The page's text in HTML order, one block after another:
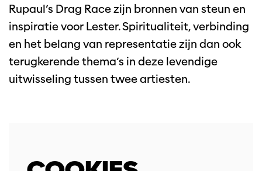
Rupaul’s Drag Race zijn bronnen van steun en
inspiratie voor Lester. Spiritualiteit, verbinding
en het belang van representatie zijn dan ook
terugkerende thema’s in deze levendige
uitwisseling tussen twee artiesten.
Inzoomen